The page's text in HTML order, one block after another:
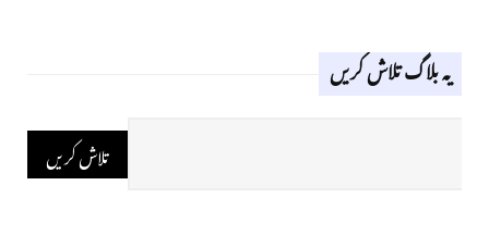
یہ بلاگ تلاش کریں